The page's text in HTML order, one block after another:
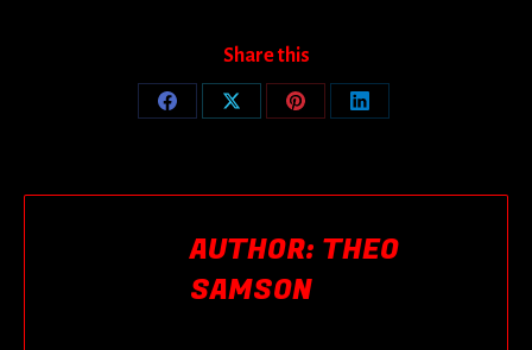
Share this
Share
Share
Share
Share
AUTHOR: THEO
SAMSON